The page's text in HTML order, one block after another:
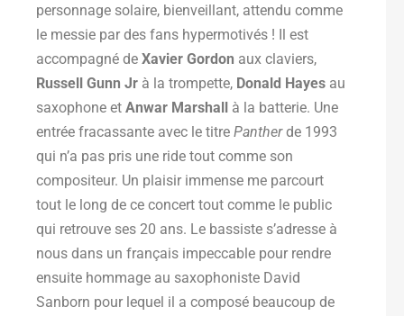
personnage solaire, bienveillant, attendu comme
le messie par des fans hypermotivés ! Il est
accompagné de Xavier Gordon aux claviers,
Russell Gunn Jr à la trompette, Donald Hayes au
saxophone et Anwar Marshall à la batterie. Une
entrée fracassante avec le titre Pantherde 1993
qui n’a pas pris une ride tout comme son
compositeur. Un plaisir immense me parcourt
tout le long de ce concert tout comme le public
qui retrouve ses 20 ans. Le bassiste s’adresse à
nous dans un français impeccable pour rendre
ensuite hommage au saxophoniste David
Sanborn pour lequel il a composé beaucoup de